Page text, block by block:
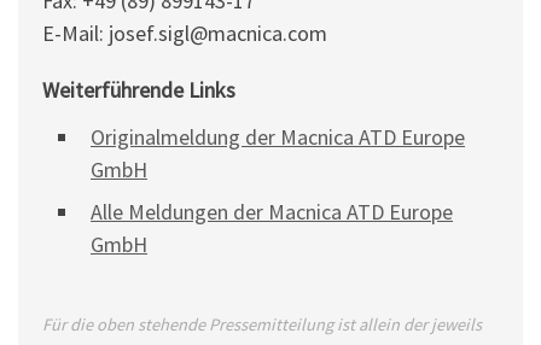
E-Mail: josef.sigl@macnica.com
Weiterführende Links
Originalmeldung der Macnica ATD Europe
GmbH
Alle Meldungen der Macnica ATD Europe
GmbH
Für die oben stehende Pressemitteilung ist allein der jeweils